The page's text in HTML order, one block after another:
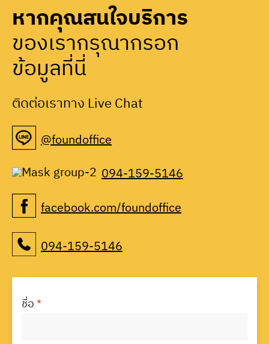
หากคุณสนใจบริการ
ของเรากรุณากรอก
ข้อมูลที่นี่
ติดต่อเราทาง Live Chat
@foundoffice
094-159-5146
facebook.com/foundoffice
094-159-5146
ชื่อ*